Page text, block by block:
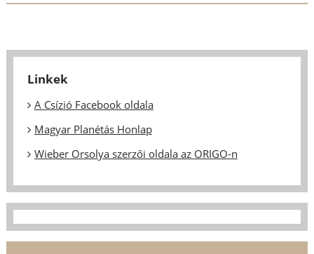
Linkek
A Csízió Facebook oldala
Magyar Planétás Honlap
Wieber Orsolya szerzői oldala az ORIGO-n